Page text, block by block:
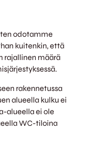
odotamme
kuitenkin, että
rajallinen määrä
rakennetussa
alueella kulku ei
alueella ei ole
WC-tiloina